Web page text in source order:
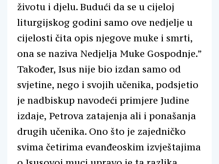
životu i djelu. Budući da se u cijeloj
liturgijskog godini samo ove nedjelje u
cijelosti čita opis njegove muke i smrti,
ona se naziva Nedjelja Muke Gospodnje.”
Također, Isus nije bio izdan samo od
svjetine, nego i svojih učenika, podsjetio
je nadbiskup navodeći primjere Judine
izdaje, Petrova zatajenja ali i ponašanja
drugih učenika. Ono što je zajedničko
svima četirima evanđeoskim izvještajima